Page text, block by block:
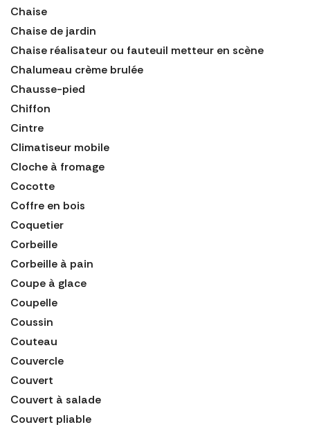
Chaise
Chaise de jardin
Chaise réalisateur ou fauteuil metteur en scène
Chalumeau crème brulée
Chausse-pied
Chiffon
Cintre
Climatiseur mobile
Cloche à fromage
Cocotte
Coffre en bois
Coquetier
Corbeille
Corbeille à pain
Coupe à glace
Coupelle
Coussin
Couteau
Couvercle
Couvert
Couvert à salade
Couvert pliable